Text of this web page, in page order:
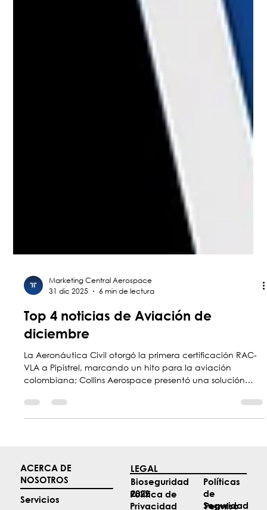
31 dic 2025
6 min de lectura
Top 4 noticias de Aviación de
diciembre
La Aeronáutica Civil otorgó la primera certificación RAC-
colombiana; Collins Aerospace presentó una solución
APNT que opera sin GPS; Raisbeck Engineering amplió su
ACERCA DE
NOSOTROS
LEGAL
Bioseguridad
Políticas